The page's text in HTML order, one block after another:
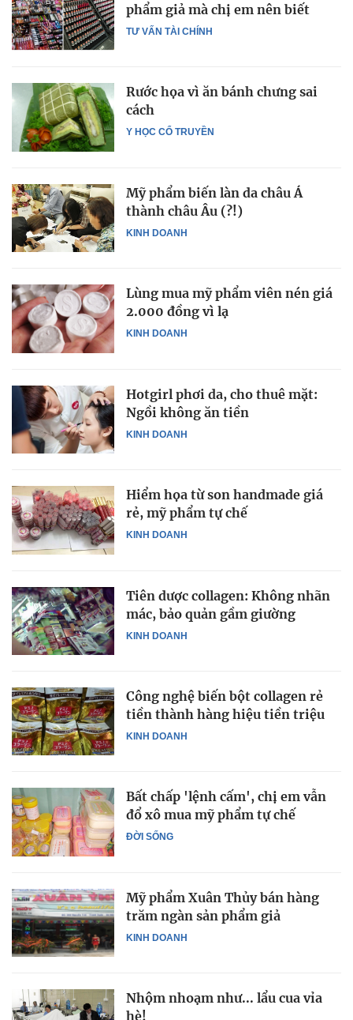
TƯ VẤN TÀI CHÍNH
phẩm giả mà chị em nên biết
Y HỌC CỔ TRUYỀN
Rước họa vì ăn bánh chưng sai
cách
KINH DOANH
Mỹ phẩm biến làn da châu Á
thành châu Âu (?!)
KINH DOANH
Lùng mua mỹ phẩm viên nén giá
2.000 đồng vì lạ
KINH DOANH
Hotgirl phơi da, cho thuê mặt:
Ngồi không ăn tiền
KINH DOANH
Hiểm họa từ son handmade giá
rẻ, mỹ phẩm tự chế
KINH DOANH
Tiên dược collagen: Không nhãn
mác, bảo quản gầm giường
KINH DOANH
Công nghệ biến bột collagen rẻ
tiền thành hàng hiệu tiền triệu
ĐỜI SỐNG
Bất chấp 'lệnh cấm', chị em vẫn
đổ xô mua mỹ phẩm tự chế
KINH DOANH
Mỹ phẩm Xuân Thủy bán hàng
trăm ngàn sản phẩm giả
Nhộm nhoạm như... lẩu cua vỉa
hè!